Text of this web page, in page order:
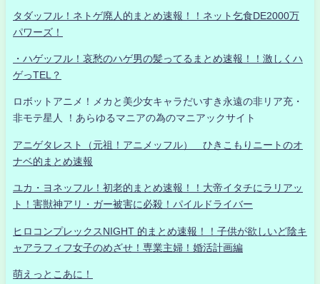
タダッフル！ネトゲ廃人的まとめ速報！！ネット乞食DE2000万
パワーズ！
・ハゲッフル！哀愁のハゲ男の髪ってるまとめ速報！！激しくハ
ゲっTEL？
ロボットアニメ！メカと美少女キャラだいすき永遠の非リア充・
非モテ星人 ！あらゆるマニアの為のマニアックサイト
アニゲタレスト（元祖！アニメッフル） ひきこもりニートのオ
ナベ的まとめ速報
ユカ・ヨネッフル！初老的まとめ速報！！大帝イタチにラリアッ
ト！害獣神アリ・ガー被害に必殺！パイルドライバー
ヒロコンプレックスNIGHT 的まとめ速報！！子供が欲しいど陰キ
ャアラフィフ女子のめざせ！専業主婦！婚活計画編
萌えっとこあに！